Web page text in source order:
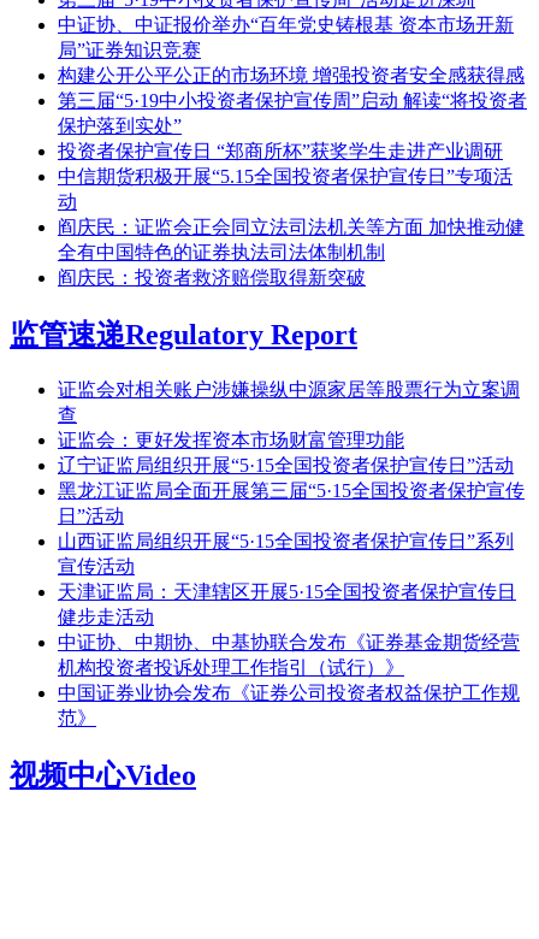
中证协、中证报价举办“百年党史铸根基 资本市场开新
局”证券知识竞赛
构建公开公平公正的市场环境 增强投资者安全感获得感
第三届“5·19中小投资者保护宣传周”启动 解读“将投资者
保护落到实处”
投资者保护宣传日 “郑商所杯”获奖学生走进产业调研
中信期货积极开展“5.15全国投资者保护宣传日”专项活
动
阎庆民：证监会正会同立法司法机关等方面 加快推动健
全有中国特色的证券执法司法体制机制
阎庆民：投资者救济赔偿取得新突破
监管速递Regulatory Report
证监会对相关账户涉嫌操纵中源家居等股票行为立案调
查
证监会：更好发挥资本市场财富管理功能
辽宁证监局组织开展“5·15全国投资者保护宣传日”活动
黑龙江证监局全面开展第三届“5·15全国投资者保护宣传
日”活动
山西证监局组织开展“5·15全国投资者保护宣传日”系列
宣传活动
天津证监局：天津辖区开展5·15全国投资者保护宣传日
健步走活动
中证协、中期协、中基协联合发布《证券基金期货经营
机构投资者投诉处理工作指引（试行）》
中国证券业协会发布《证券公司投资者权益保护工作规
范》
视频中心Video